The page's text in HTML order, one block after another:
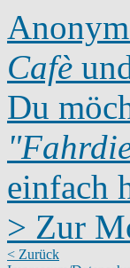
Cafè
Du
einfach
> Zur
< Zurück